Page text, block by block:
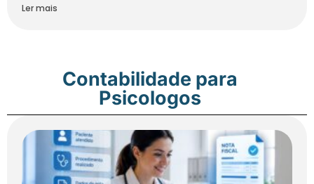
Ler mais
Contabilidade para
Psicologos